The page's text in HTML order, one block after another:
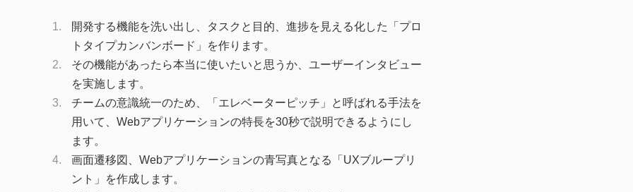
開発する機能を洗い出し、タスクと目的、進捗を見える化した「プロ
トタイプカンバンボード」を作ります。
その機能があったら本当に使いたいと思うか、ユーザーインタビュー
を実施します。
チームの意識統一のため、「エレベーターピッチ」と呼ばれる手法を
用いて、Webアプリケーションの特長を30秒で説明できるようにし
ます。
画面遷移図、Webアプリケーションの青写真となる「UXブループリ
ント」を作成します。